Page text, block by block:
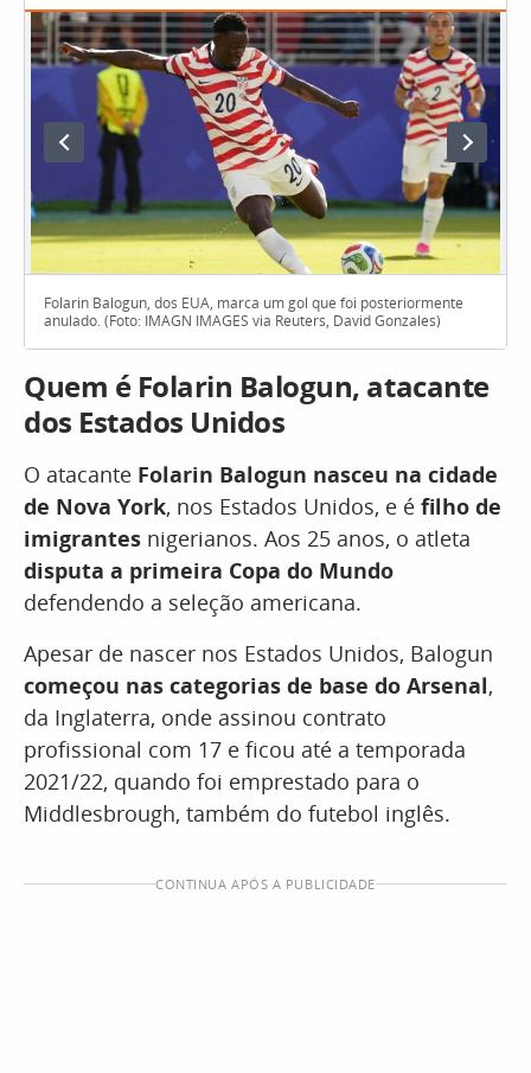
Folarin Balogun, dos EUA, marca um gol que foi posteriormente
anulado. (Foto: IMAGN IMAGES via Reuters, David Gonzales)
Quem é Folarin Balogun, atacante
dos Estados Unidos
O atacante Folarin Balogun nasceu na cidade
de Nova York, nos Estados Unidos, e é filho de
imigrantes nigerianos. Aos 25 anos, o atleta
disputa a primeira Copa do Mundo
defendendo a seleção americana.
Apesar de nascer nos Estados Unidos, Balogun
começou nas categorias de base do Arsenal,
da Inglaterra, onde assinou contrato
profissional com 17 e ficou até a temporada
2021/22, quando foi emprestado para o
Middlesbrough, também do futebol inglês.
CONTINUA APÓS A PUBLICIDADE